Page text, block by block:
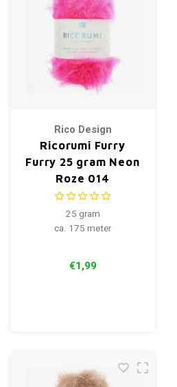
Rico Design
Ricorumi Furry
Furry 25 gram Neon
Roze 014
25 gram
ca. 175 meter
€1,99